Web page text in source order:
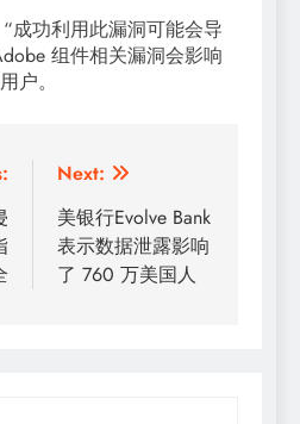
成功利用此漏洞可能会导
组件相关漏洞会影响
户。
Next:
美银行Evolve Bank
表示数据泄露影响
了 760 万美国人